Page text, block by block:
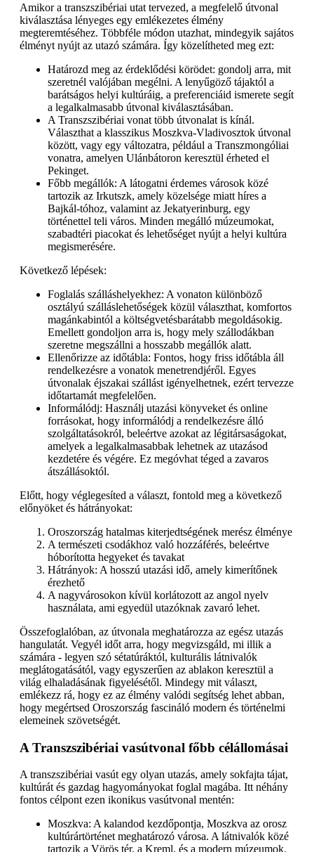
Amikor a transzszibériai utat tervezed, a megfelelő útvonal
kiválasztása lényeges egy emlékezetes élmény
megteremtéséhez. Többféle módon utazhat, mindegyik sajátos
élményt nyújt az utazó számára. Így közelítheted meg ezt:
Határozd meg az érdeklődési körödet: gondolj arra, mit
szeretnél valójában megélni. A lenyűgöző tájaktól a
barátságos helyi kultúráig, a preferenciáid ismerete segít
a legalkalmasabb útvonal kiválasztásában.
A Transzszibériai vonat több útvonalat is kínál.
Választhat a klasszikus Moszkva-Vladivosztok útvonal
között, vagy egy változatra, például a Transzmongóliai
vonatra, amelyen Ulánbátoron keresztül érheted el
Pekinget.
Főbb megállók: A látogatni érdemes városok közé
tartozik az Irkutszk, amely közelsége miatt híres a
Bajkál-tóhoz, valamint az Jekatyerinburg, egy
történettel teli város. Minden megálló múzeumokat,
szabadtéri piacokat és lehetőséget nyújt a helyi kultúra
megismerésére.
Következő lépések:
Foglalás szálláshelyekhez: A vonaton különböző
osztályú szálláslehetőségek közül választhat, komfortos
magánkabintól a költségvetésbarátabb megoldásokig.
Emellett gondoljon arra is, hogy mely szállodákban
szeretne megszállni a hosszabb megállók alatt.
Ellenőrizze az időtábla: Fontos, hogy friss időtábla áll
rendelkezésre a vonatok menetrendjéről. Egyes
útvonalak éjszakai szállást igényelhetnek, ezért tervezze
időtartamát megfelelően.
Informálódj: Használj utazási könyveket és online
forrásokat, hogy informálódj a rendelkezésre álló
szolgáltatásokról, beleértve azokat az légitársaságokat,
amelyek a legalkalmasabbak lehetnek az utazásod
kezdetére és végére. Ez megóvhat téged a zavaros
átszállásoktól.
Előtt, hogy véglegesíted a választ, fontold meg a következő
előnyöket és hátrányokat:
Oroszország hatalmas kiterjedtségének merész élménye
A természeti csodákhoz való hozzáférés, beleértve
hóborította hegyeket és tavakat
Hátrányok: A hosszú utazási idő, amely kimerítőnek
érezhető
A nagyvárosokon kívül korlátozott az angol nyelv
használata, ami egyedül utazóknak zavaró lehet.
Összefoglalóban, az útvonala meghatározza az egész utazás
hangulatát. Vegyél időt arra, hogy megvizsgáld, mi illik a
számára - legyen szó sétatúráktól, kulturális látnivalók
meglátogatásától, vagy egyszerűen az ablakon keresztül a
világ elhaladásának figyelésétől. Mindegy mit választ,
emlékezz rá, hogy ez az élmény valódi segítség lehet abban,
hogy megértsed Oroszország fascináló modern és történelmi
elemeinek szövetségét.
A Transzszibériai vasútvonal főbb célállomásai
A transzszibériai vasút egy olyan utazás, amely sokfajta tájat,
kultúrát és gazdag hagyományokat foglal magába. Itt néhány
fontos célpont ezen ikonikus vasútvonal mentén:
Moszkva: A kalandod kezdőpontja, Moszkva az orosz
kultúrártörténet meghatározó városa. A látnivalók közé
tartozik a Vörös tér, a Kreml, és a modern múzeumok.